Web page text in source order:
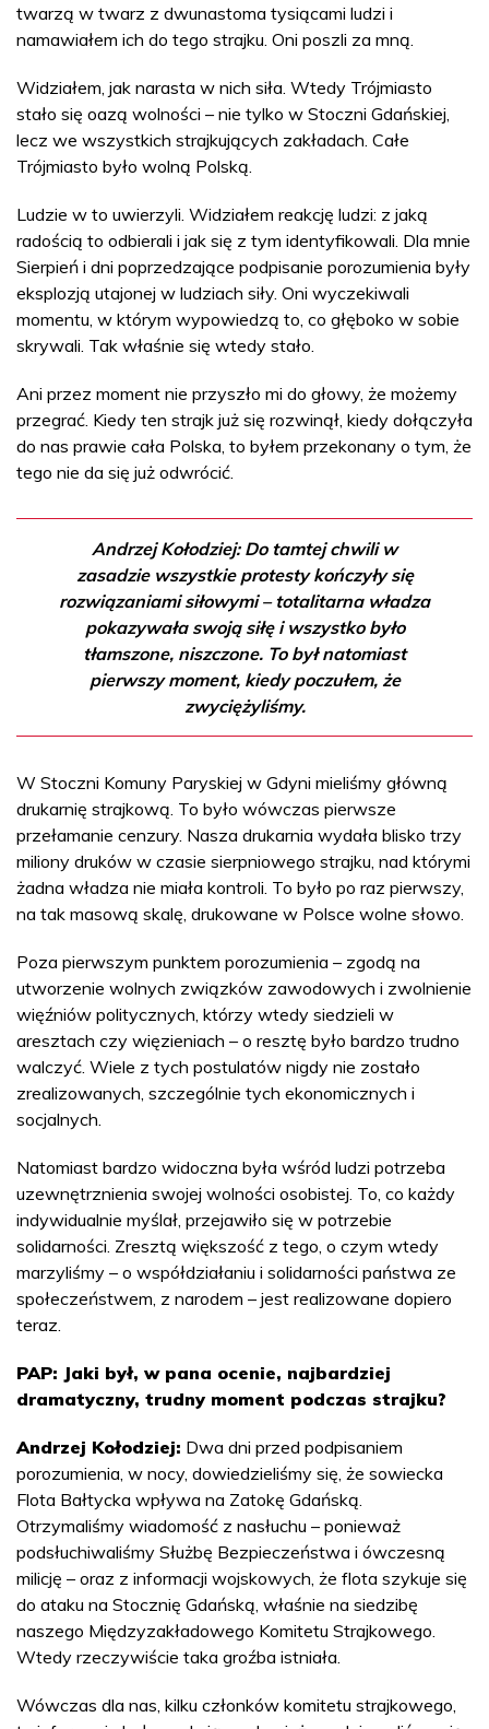
twarzą w twarz z dwunastoma tysiącami ludzi i
namawiałem ich do tego strajku. Oni poszli za mną.
Widziałem, jak narasta w nich siła. Wtedy Trójmiasto
stało się oazą wolności – nie tylko w Stoczni Gdańskiej,
lecz we wszystkich strajkujących zakładach. Całe
Trójmiasto było wolną Polską.
Ludzie w to uwierzyli. Widziałem reakcję ludzi: z jaką
radością to odbierali i jak się z tym identyfikowali. Dla mnie
Sierpień i dni poprzedzające podpisanie porozumienia były
eksplozją utajonej w ludziach siły. Oni wyczekiwali
momentu, w którym wypowiedzą to, co głęboko w sobie
skrywali. Tak właśnie się wtedy stało.
Ani przez moment nie przyszło mi do głowy, że możemy
przegrać. Kiedy ten strajk już się rozwinął, kiedy dołączyła
do nas prawie cała Polska, to byłem przekonany o tym, że
tego nie da się już odwrócić.
Andrzej Kołodziej: Do tamtej chwili w
zasadzie wszystkie protesty kończyły się
rozwiązaniami siłowymi – totalitarna władza
pokazywała swoją siłę i wszystko było
tłamszone, niszczone. To był natomiast
pierwszy moment, kiedy poczułem, że
zwyciężyliśmy.
W Stoczni Komuny Paryskiej w Gdyni mieliśmy główną
drukarnię strajkową. To było wówczas pierwsze
przełamanie cenzury. Nasza drukarnia wydała blisko trzy
miliony druków w czasie sierpniowego strajku, nad którymi
żadna władza nie miała kontroli. To było po raz pierwszy,
na tak masową skalę, drukowane w Polsce wolne słowo.
Poza pierwszym punktem porozumienia – zgodą na
utworzenie wolnych związków zawodowych i zwolnienie
więźniów politycznych, którzy wtedy siedzieli w
aresztach czy więzieniach – o resztę było bardzo trudno
walczyć. Wiele z tych postulatów nigdy nie zostało
zrealizowanych, szczególnie tych ekonomicznych i
socjalnych.
Natomiast bardzo widoczna była wśród ludzi potrzeba
uzewnętrznienia swojej wolności osobistej. To, co każdy
indywidualnie myślał, przejawiło się w potrzebie
solidarności. Zresztą większość z tego, o czym wtedy
marzyliśmy – o współdziałaniu i solidarności państwa ze
społeczeństwem, z narodem – jest realizowane dopiero
teraz.
PAP: Jaki był, w pana ocenie, najbardziej
dramatyczny, trudny moment podczas strajku?
Andrzej Kołodziej: Dwa dni przed podpisaniem
porozumienia, w nocy, dowiedzieliśmy się, że sowiecka
Flota Bałtycka wpływa na Zatokę Gdańską.
Otrzymaliśmy wiadomość z nasłuchu – ponieważ
podsłuchiwaliśmy Służbę Bezpieczeństwa i ówczesną
milicję – oraz z informacji wojskowych, że flota szykuje się
do ataku na Stocznię Gdańską, właśnie na siedzibę
naszego Międzyzakładowego Komitetu Strajkowego.
Wtedy rzeczywiście taka groźba istniała.
Wówczas dla nas, kilku członków komitetu strajkowego,